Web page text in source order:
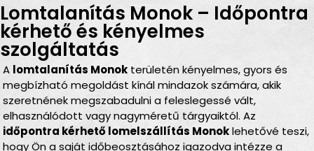
Lomtalanítás Monok – Időpontra
kérhető és kényelmes
szolgáltatás
A lomtalanítás Monokterületén kényelmes, gyors és
megbízható megoldást kínál mindazok számára, akik
szeretnének megszabadulni a feleslegessé vált,
elhasználódott vagy nagyméretű tárgyaiktól. Az
időpontra kérhető lomelszállítás Monoklehetővé teszi,
hogy Ön a saját időbeosztásához igazodva intézze a